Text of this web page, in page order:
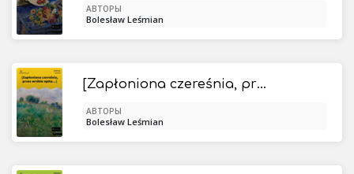
АВТОРЫ
Bolesław Leśmian
[Zapłoniona czereśnia, przez wróble opita...]
АВТОРЫ
Bolesław Leśmian